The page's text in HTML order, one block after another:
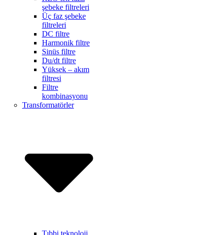
şebeke filtreleri
Üç faz şebeke
filtreleri
DC filtre
Harmonik filtre
Sinüs filtre
Du/dt filtre
Yüksek – akım
filtresi
Filtre
kombinasyonu
Transformatörler